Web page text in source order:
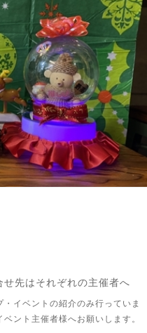
先はそれぞれの主催者へ
イベントの紹介のみ行っていま
ント主催者様へお願いします。